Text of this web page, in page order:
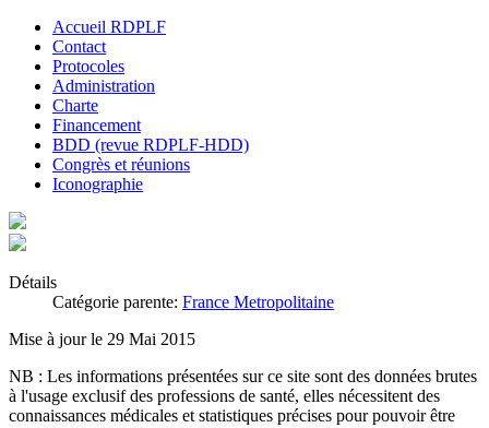
Accueil RDPLF
Contact
Protocoles
Administration
Charte
Financement
BDD (revue RDPLF-HDD)
Congrès et réunions
Iconographie
Détails
Catégorie parente: France Metropolitaine
Mise à jour le 29 Mai 2015
NB : Les informations présentées sur ce site sont des données brutes
à l'usage exclusif des professions de santé, elles nécessitent des
connaissances médicales et statistiques précises pour pouvoir être